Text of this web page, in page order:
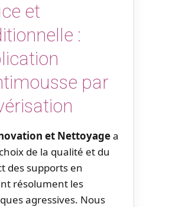
et
:
par
et Nettoyagea
de la qualité et du
des supports en
résolument les
agressives. Nous